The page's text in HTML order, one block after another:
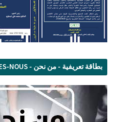
بطاقة تعريفية - من نحن - QUI SOMMES-NOUS